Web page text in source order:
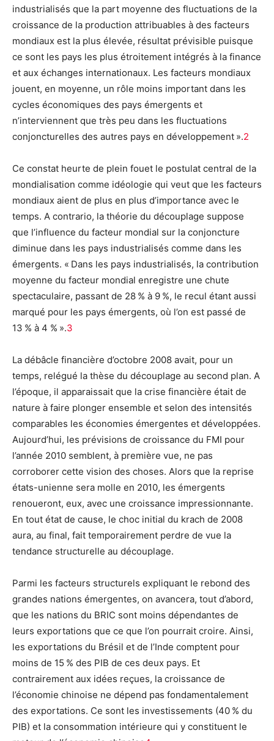
industrialisés que la part moyenne des fluctuations de la
croissance de la production attribuables à des facteurs
mondiaux est la plus élevée, résultat prévisible puisque
ce sont les pays les plus étroitement intégrés à la finance
et aux échanges internationaux. Les facteurs mondiaux
jouent, en moyenne, un rôle moins important dans les
cycles économiques des pays émergents et
n’interviennent que très peu dans les fluctuations
conjoncturelles des autres pays en développement ».2
Ce constat heurte de plein fouet le postulat central de la
mondialisation comme idéologie qui veut que les facteurs
mondiaux aient de plus en plus d’importance avec le
temps. A contrario, la théorie du découplage suppose
que l’influence du facteur mondial sur la conjoncture
diminue dans les pays industrialisés comme dans les
émergents. « Dans les pays industrialisés, la contribution
moyenne du facteur mondial enregistre une chute
spectaculaire, passant de 28 % à 9 %, le recul étant aussi
marqué pour les pays émergents, où l’on est passé de
13 % à 4 % ».3
La débâcle financière d’octobre 2008 avait, pour un
temps, relégué la thèse du découplage au second plan. A
l’époque, il apparaissait que la crise financière était de
nature à faire plonger ensemble et selon des intensités
comparables les économies émergentes et développées.
Aujourd’hui, les prévisions de croissance du FMI pour
l’année 2010 semblent, à première vue, ne pas
corroborer cette vision des choses. Alors que la reprise
états-unienne sera molle en 2010, les émergents
renoueront, eux, avec une croissance impressionnante.
En tout état de cause, le choc initial du krach de 2008
aura, au final, fait temporairement perdre de vue la
tendance structurelle au découplage.
Parmi les facteurs structurels expliquant le rebond des
grandes nations émergentes, on avancera, tout d’abord,
que les nations du BRIC sont moins dépendantes de
leurs exportations que ce que l’on pourrait croire. Ainsi,
les exportations du Brésil et de l’Inde comptent pour
moins de 15 % des PIB de ces deux pays. Et
contrairement aux idées reçues, la croissance de
l’économie chinoise ne dépend pas fondamentalement
des exportations. Ce sont les investissements (40 % du
PIB) et la consommation intérieure qui y constituent le